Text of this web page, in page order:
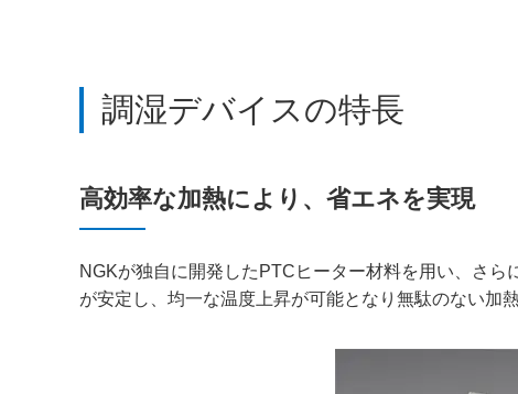
調湿デバイスの特長
高効率な加熱により、省エネを実現
NGKが独自に開発したPTCヒーター材料を用い、さ
が安定し、均一な温度上昇が可能となり無駄のない加